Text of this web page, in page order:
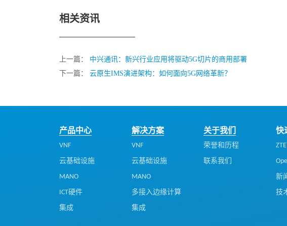
相关资讯
上一篇： 中兴通讯：新兴行业应用将驱动5G切片的商用部署
下一篇： 云原生IMS演进架构：如何面向5G网络革新？
产品中心
VNF
云基础设施
MANO
ICT硬件
集成
解决方案
VNF
云基础设施
MANO
多接入边缘计算
集成
关于我们
荣誉和历程
联系我们
快
新
技